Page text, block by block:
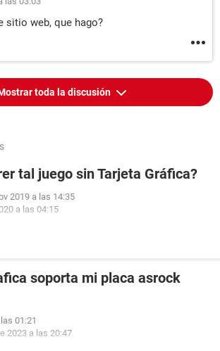
sitio web, que hago?
toda la discusión
tal juego sin Tarjeta Gráfica?
2019 a las 14:35
a las 04:15
soporta mi placa asrock
01:21
2023 a las 20:47